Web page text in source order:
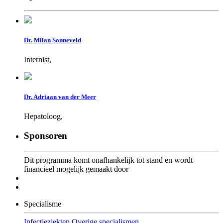
Dr. Milan Sonneveld
Internist,
Dr. Adriaan van der Meer
Hepatoloog,
Sponsoren
Dit programma komt onafhankelijk tot stand en wordt
financieel mogelijk gemaakt door
Specialisme